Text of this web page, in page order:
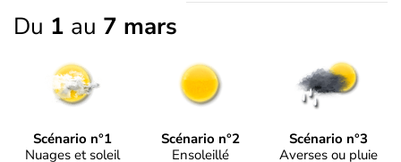
Du 1 au 7 mars
Scénario n°1
Nuages et soleil
Scénario n°2
Ensoleillé
Scénario n°3
Averses ou pluie